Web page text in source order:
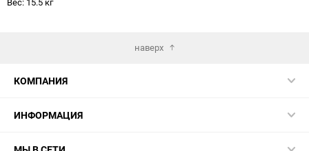
наверх
КОМПАНИЯ
ИНФОРМАЦИЯ